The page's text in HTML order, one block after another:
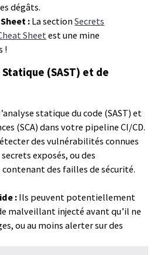
dégâts.
: La sectionSecrets
Sheet est une mine
!
(SAST) et de
statique du code (SAST) et
(SCA) dans votre pipeline CI/CD.
des vulnérabilités connues
exposés, ou des
des failles de sécurité.
:Ils peuvent potentiellement
malveillant injecté avant qu’il ne
ou au moins alerter sur des